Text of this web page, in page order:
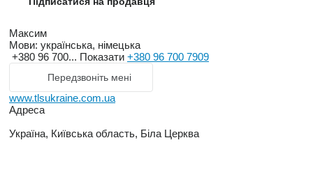
Максим
Мови: українська, німецька
+380 96 700... Показати +380 96 700 7909
Передзвоніть мені
www.tlsukraine.com.ua
Адреса
Україна, Київська область, Біла Церква